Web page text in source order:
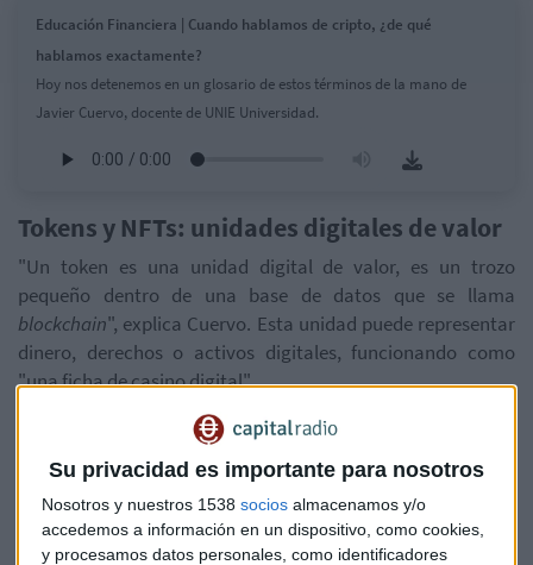
Su privacidad es importante para nosotros
Nosotros y nuestros 1538 socios almacenamos y/o
accedemos a información en un dispositivo, como cookies,
y procesamos datos personales, como identificadores
Educación Financiera | Cuando hablamos de cripto, ¿de qué
hablamos exactamente?
Hoy nos detenemos en un glosario de estos términos de la mano de
Javier Cuervo, docente de UNIE Universidad.
Tokens y NFTs: unidades digitales de valor
"Un token es una unidad digital de valor, es un trozo
pequeño dentro de una base de datos que se llama
blockchain", explica Cuervo. Esta unidad puede representar
dinero, derechos o activos digitales, funcionando como
"una ficha de casino digital".
NFT (tokens no fungibles)
únicos. "Cuando hablamos de estos NFT no estamos
hablando de la obra, estamos hablando del registro de la
propiedad. Es el notario que dice que ese cuadro, ese
dibujito es nuestro", aclara el experto.